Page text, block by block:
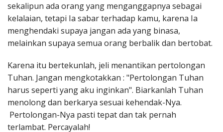
sekalipun ada orang yang menganggapnya sebagai
kelalaian, tetapi Ia sabar terhadap kamu, karena Ia
menghendaki supaya jangan ada yang binasa,
melainkan supaya semua orang berbalik dan bertobat.
Karena itu bertekunlah, jeli menantikan pertolongan
Tuhan. Jangan mengkotakkan : "Pertolongan Tuhan
harus seperti yang aku inginkan". Biarkanlah Tuhan
menolong dan berkarya sesuai kehendak-Nya.
Pertolongan-Nya pasti tepat dan tak pernah
terlambat. Percayalah!